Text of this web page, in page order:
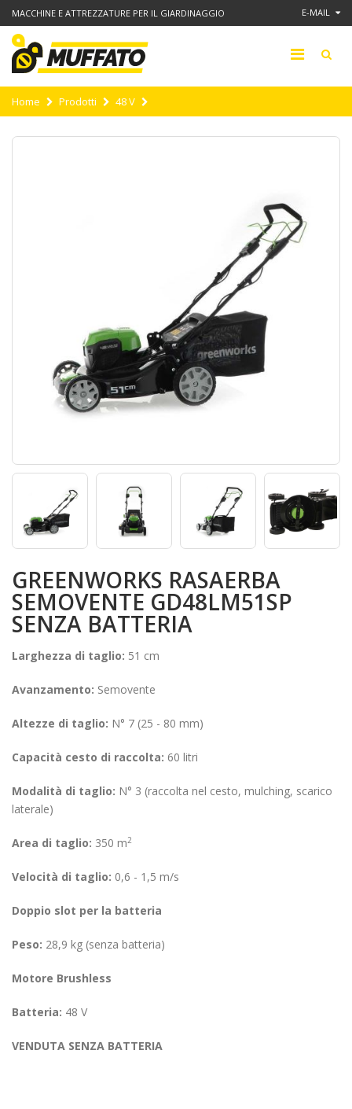
MACCHINE E ATTREZZATURE PER IL GIARDINAGGIO E-MAIL
Home Prodotti 48 V
GREENWORKS RASAERBA
SEMOVENTE GD48LM51SP
SENZA BATTERIA
Larghezza di taglio: 51 cm
Avanzamento: Semovente
Altezze di taglio: N° 7 (25 - 80 mm)
Capacità cesto di raccolta: 60 litri
Modalità di taglio: N° 3 (raccolta nel cesto, mulching, scarico
laterale)
Area di taglio: 350 m2
Velocità di taglio: 0,6 - 1,5 m/s
Doppio slot per la batteria
Peso: 28,9 kg (senza batteria)
Motore Brushless
Batteria: 48 V
VENDUTA SENZA BATTERIA